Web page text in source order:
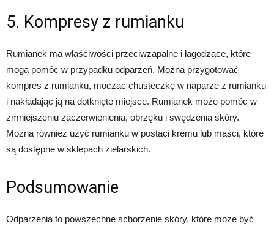
5. Kompresy z rumianku
Rumianek ma właściwości przeciwzapalne i łagodzące, które
mogą pomóc w przypadku odparzeń. Można przygotować
kompres z rumianku, mocząc chusteczkę w naparze z rumianku
i nakładając ją na dotknięte miejsce. Rumianek może pomóc w
zmniejszeniu zaczerwienienia, obrzęku i swędzenia skóry.
Można również użyć rumianku w postaci kremu lub maści, które
są dostępne w sklepach zielarskich.
Podsumowanie
Odparzenia to powszechne schorzenie skóry, które może być